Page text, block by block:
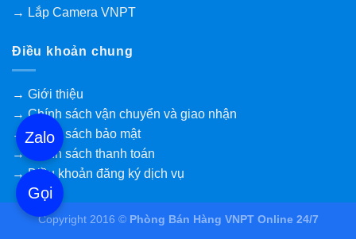
→ Lắp Camera VNPT
Điều khoản chung
→ Giới thiệu
→ Chính sách vận chuyển và giao nhận
→ Chính sách bảo mật
→ Chính sách thanh toán
→ Điều khoản đăng ký dịch vụ
Copyright 2016 © Phòng Bán Hàng VNPT Online 24/7
Zalo
Gọi